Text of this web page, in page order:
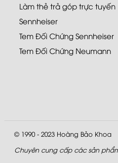
Làm thẻ trả góp trực tuyến
Sennheiser
Tem Đối Chứng Sennheiser
Tem Đối Chứng Neumann
© 1990 - 2023 Hoàng Bảo Khoa
Chuyên cung cấp các sản